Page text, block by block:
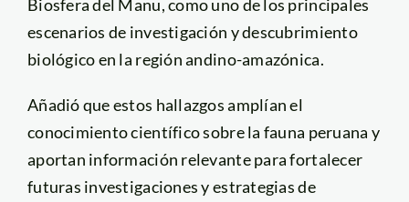
Biosfera del Manu, como uno de los principales
escenarios de investigación y descubrimiento
biológico en la región andino-amazónica.
Añadió que estos hallazgos amplían el
conocimiento científico sobre la fauna peruana y
aportan información relevante para fortalecer
futuras investigaciones y estrategias de